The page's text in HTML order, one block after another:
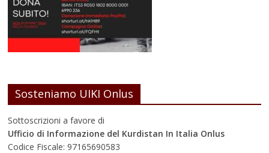
Sosteniamo UIKI Onlus
Sottoscrizioni a favore di
Ufficio di Informazione del Kurdistan In Italia Onlus
Codice Fiscale: 97165690583